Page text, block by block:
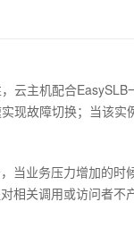
云主机配合
现故障切换；当该
当业务压力增加的
相关调用或访问者不